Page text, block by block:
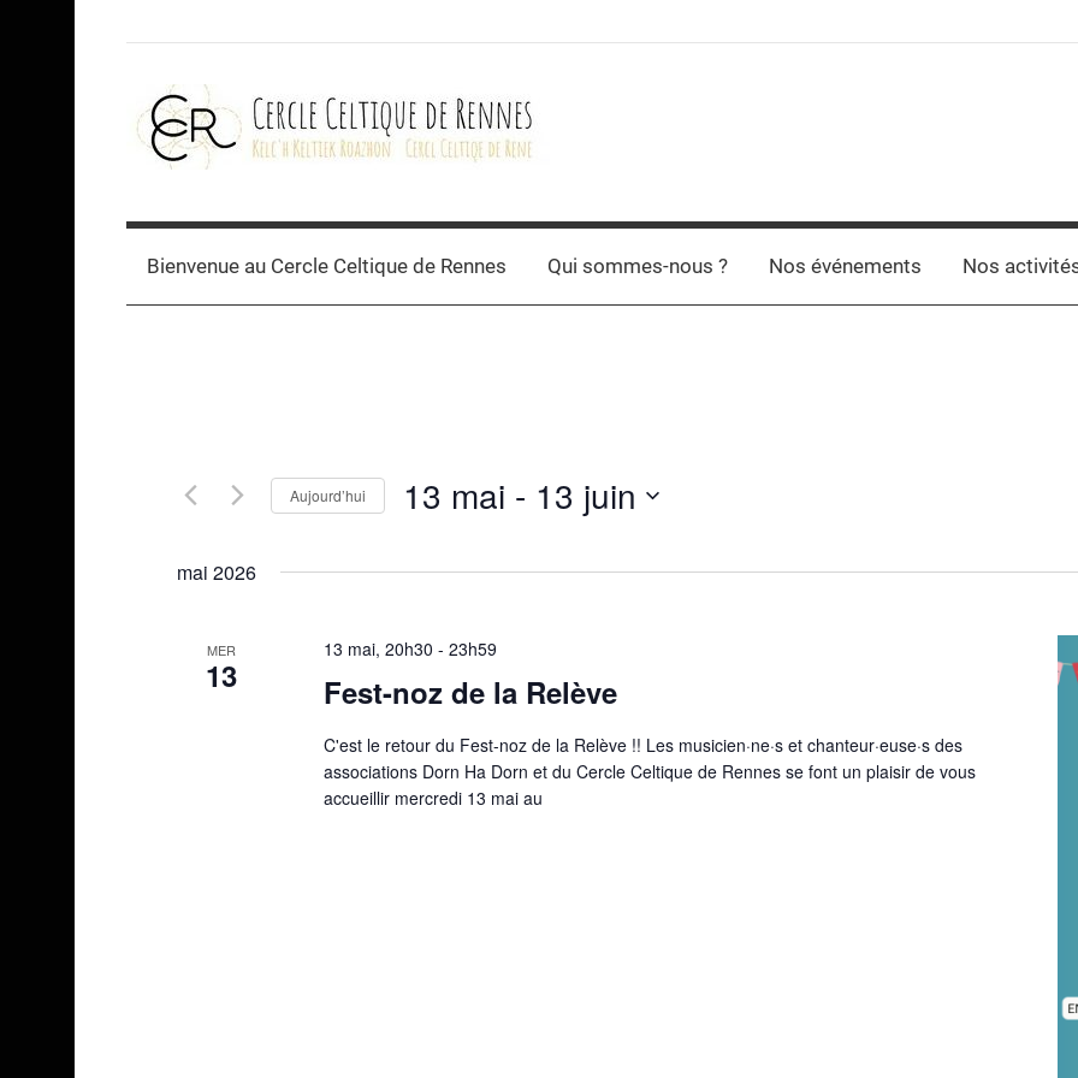
Cercle
celtique
Bienvenue au Cercle Celtique de Rennes Qui sommes-nous ? Nos événements Nos
Aujourd’hui 13 mai - 13 juin
une
mai 2026
MER
13
13 mai, 20h30 - 23h59
Fest-noz de la Relève
C'est le retour du Fest-noz de la Relève !! Les musicien·ne·s et chanteur·euse·s des
associations Dorn Ha Dorn et du Cercle Celtique de Rennes se font un plaisir de vous
accueillir mercredi 13 mai au